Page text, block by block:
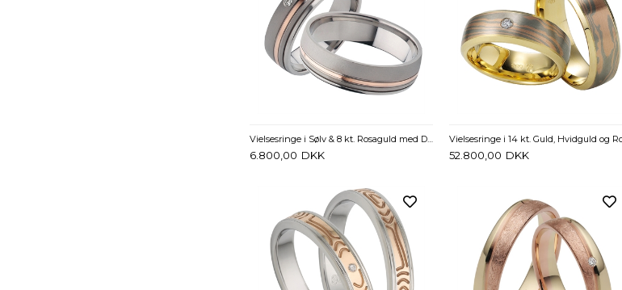
Vielsesringe i Sølv & 8 kt. Rosaguld med Diamant 0,02 ct - 6 mm
6.800,00 DKK 52.800,00 DKK